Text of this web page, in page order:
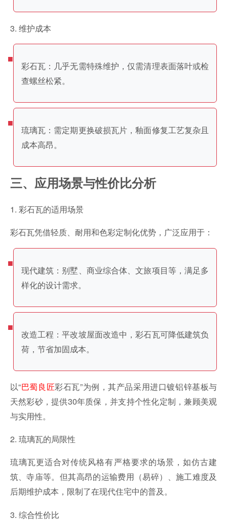
3. 维护成本
彩石瓦：几乎无需特殊维护，仅需清理表面落叶或检
查螺丝松紧。
琉璃瓦：需定期更换破损瓦片，釉面修复工艺复杂且
成本高昂。
三、应用场景与性价比分析
1. 彩石瓦的适用场景
彩石瓦凭借轻质、耐用和色彩定制化优势，广泛应用于：
现代建筑：别墅、商业综合体、文旅项目等，满足多
样化的设计需求。
改造工程：平改坡屋面改造中，彩石瓦可降低建筑负
荷，节省加固成本。
以“巴蜀良匠彩石瓦”为例，其产品采用进口镀铝锌基板与
天然彩砂，提供30年质保，并支持个性化定制，兼顾美观
与实用性。
2. 琉璃瓦的局限性
琉璃瓦更适合对传统风格有严格要求的场景，如仿古建
筑、寺庙等。但其高昂的运输费用（易碎）、施工难度及
后期维护成本，限制了在现代住宅中的普及。
3. 综合性价比